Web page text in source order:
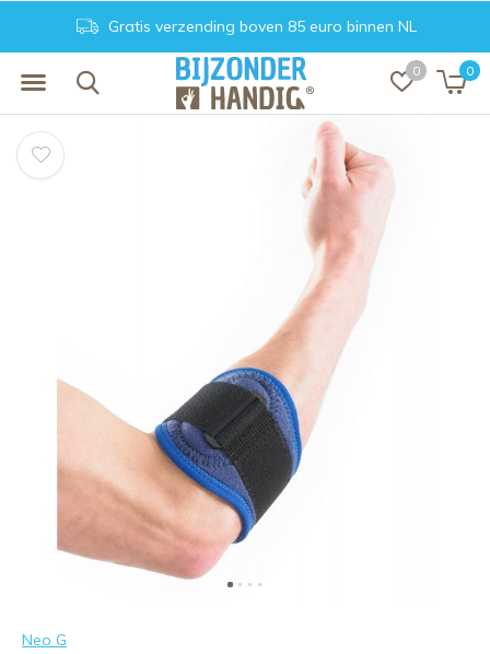
0 0
Gratis verzending boven 85 euro binnen NL
Neo G